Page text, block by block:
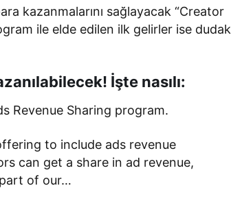
kazanmalarını sağlayacak “Creator
ile elde edilen ilk gelirler ise dudak
İşte nasılı:
Revenue Sharing program.
to include ads revenue
can get a share in ad revenue,
of our…